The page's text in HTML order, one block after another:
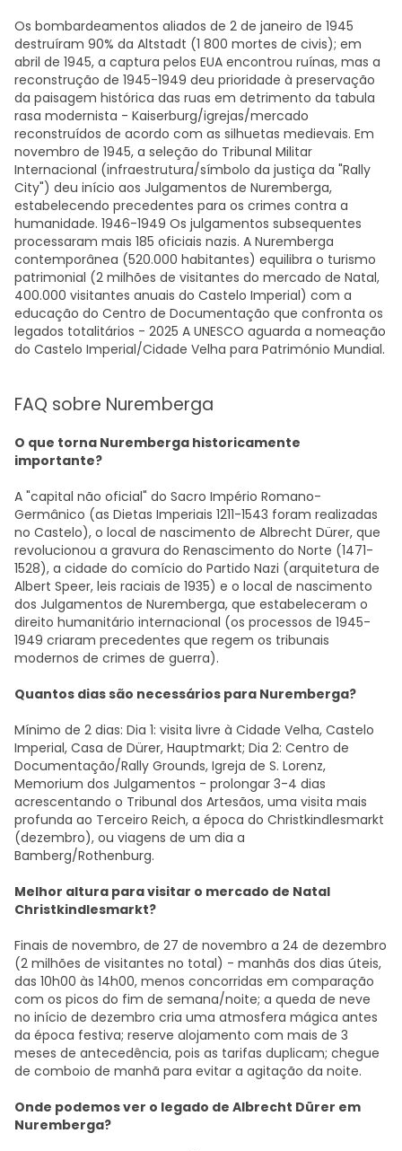
Os bombardeamentos aliados de 2 de janeiro de 1945
destruíram 90% da Altstadt (1 800 mortes de civis); em
abril de 1945, a captura pelos EUA encontrou ruínas, mas a
reconstrução de 1945-1949 deu prioridade à preservação
da paisagem histórica das ruas em detrimento da tabula
rasa modernista - Kaiserburg/igrejas/mercado
reconstruídos de acordo com as silhuetas medievais. Em
novembro de 1945, a seleção do Tribunal Militar
Internacional (infraestrutura/símbolo da justiça da "Rally
City") deu início aos Julgamentos de Nuremberga,
estabelecendo precedentes para os crimes contra a
humanidade. 1946-1949 Os julgamentos subsequentes
processaram mais 185 oficiais nazis. A Nuremberga
contemporânea (520.000 habitantes) equilibra o turismo
patrimonial (2 milhões de visitantes do mercado de Natal,
400.000 visitantes anuais do Castelo Imperial) com a
educação do Centro de Documentação que confronta os
legados totalitários - 2025 A UNESCO aguarda a nomeação
do Castelo Imperial/Cidade Velha para Património Mundial.
FAQ sobre Nuremberga
O que torna Nuremberga historicamente
importante?
A "capital não oficial" do Sacro Império Romano-
Germânico (as Dietas Imperiais 1211-1543 foram realizadas
no Castelo), o local de nascimento de Albrecht Dürer, que
revolucionou a gravura do Renascimento do Norte (1471-
1528), a cidade do comício do Partido Nazi (arquitetura de
Albert Speer, leis raciais de 1935) e o local de nascimento
dos Julgamentos de Nuremberga, que estabeleceram o
direito humanitário internacional (os processos de 1945-
1949 criaram precedentes que regem os tribunais
modernos de crimes de guerra).
Quantos dias são necessários para Nuremberga?
Mínimo de 2 dias: Dia 1: visita livre à Cidade Velha, Castelo
Imperial, Casa de Dürer, Hauptmarkt; Dia 2: Centro de
Documentação/Rally Grounds, Igreja de S. Lorenz,
Memorium dos Julgamentos - prolongar 3-4 dias
acrescentando o Tribunal dos Artesãos, uma visita mais
profunda ao Terceiro Reich, a época do Christkindlesmarkt
(dezembro), ou viagens de um dia a
Bamberg/Rothenburg.
Melhor altura para visitar o mercado de Natal
Christkindlesmarkt?
Finais de novembro, de 27 de novembro a 24 de dezembro
(2 milhões de visitantes no total) - manhãs dos dias úteis,
das 10h00 às 14h00, menos concorridas em comparação
com os picos do fim de semana/noite; a queda de neve
no início de dezembro cria uma atmosfera mágica antes
da época festiva; reserve alojamento com mais de 3
meses de antecedência, pois as tarifas duplicam; chegue
de comboio de manhã para evitar a agitação da noite.
Onde podemos ver o legado de Albrecht Dürer em
Nuremberga?